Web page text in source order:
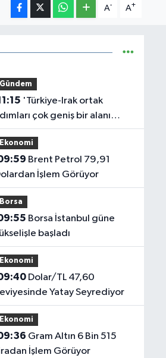
A- A+
Gündem
çok geniş bir alanı
Ekonomi
İşlem Görüyor
Borsa
başladı
Ekonomi
Dolar/TL 47,60
Yatay Seyrediyor
Ekonomi
İşlem Görüyor